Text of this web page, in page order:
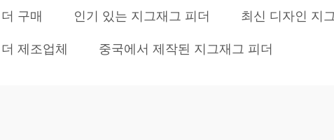
구매 인기 있는 지그재그 피더 최신 디자인 지
제조업체 중국에서 제작된 지그재그 피더